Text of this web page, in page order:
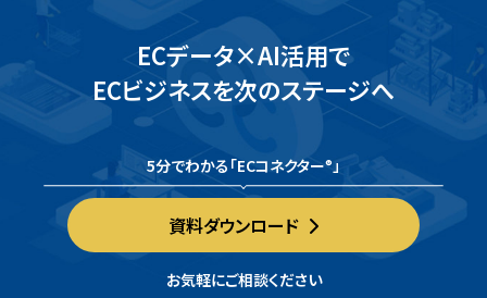
ECデータ×AI活用で
ECビジネスを次のステージへ
5分でわかる「ECコネクター®」
資料ダウンロード
お気軽にご相談ください